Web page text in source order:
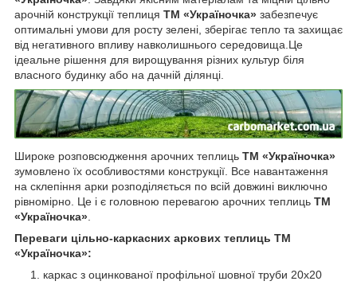
арочній конструкції теплиця ТМ «Україночка» забезпечує
оптимальні умови для росту зелені, зберігає тепло та захищає
від негативного впливу навколишнього середовища.Це
ідеальне рішення для вирощування різних культур біля
власного будинку або на дачній ділянці.
Широке розповсюдження арочних теплиць ТМ «Україночка»
зумовлено їх особливостями конструкції. Все навантаження
на склепіння арки розподіляється по всій довжині виключно
рівномірно. Це і є головною перевагою арочних теплиць ТМ
«Україночка»
Переваги цільно-каркасних аркових теплиць ТМ
«Україночка»:
каркас з оцинкованої профільної шовної труби 20х20